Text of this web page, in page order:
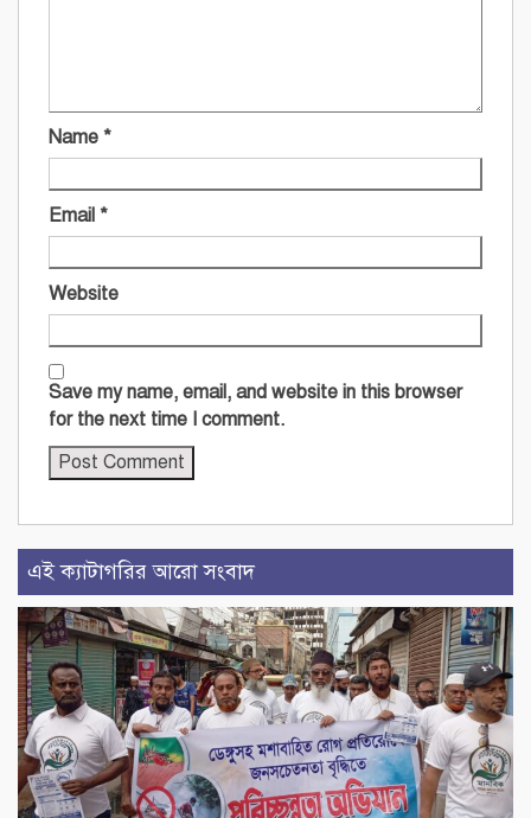
Name *
Email *
Website
Save my name, email, and website in this browser
for the next time I comment.
এই ক্যাটাগরির আরো সংবাদ